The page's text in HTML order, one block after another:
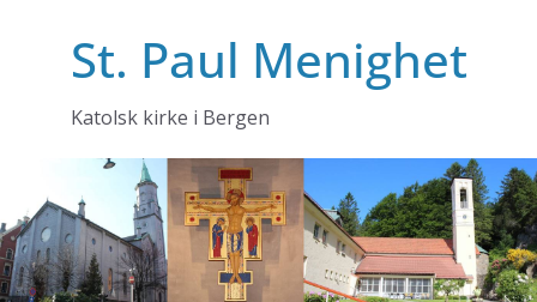
St. Paul Menighet
Katolsk kirke i Bergen